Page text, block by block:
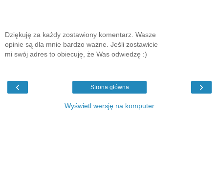
Dziękuję za każdy zostawiony komentarz. Wasze
opinie są dla mnie bardzo ważne. Jeśli zostawicie
mi swój adres to obiecuję, że Was odwiedzę :)
‹ ›
Strona główna
Wyświetl wersję na komputer